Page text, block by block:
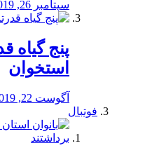
سپتامبر 26, 2019
پنج گیاه
استخوان
آگوست 22, 2019
فوتبال